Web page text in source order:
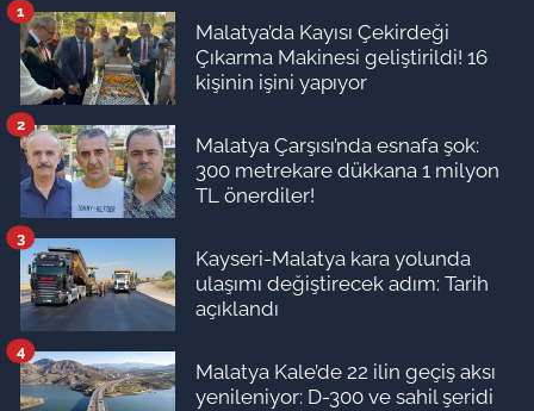
Malatya’da Kayısı Çekirdeği
Çıkarma Makinesi geliştirildi! 16
kişinin işini yapıyor
1
Malatya Çarşısı’nda esnafa şok:
300 metrekare dükkana 1 milyon
TL önerdiler!
2
Kayseri-Malatya kara yolunda
ulaşımı değiştirecek adım: Tarih
açıklandı
3
Malatya Kale’de 22 ilin geçiş aksı
yenileniyor: D-300 ve sahil şeridi
4